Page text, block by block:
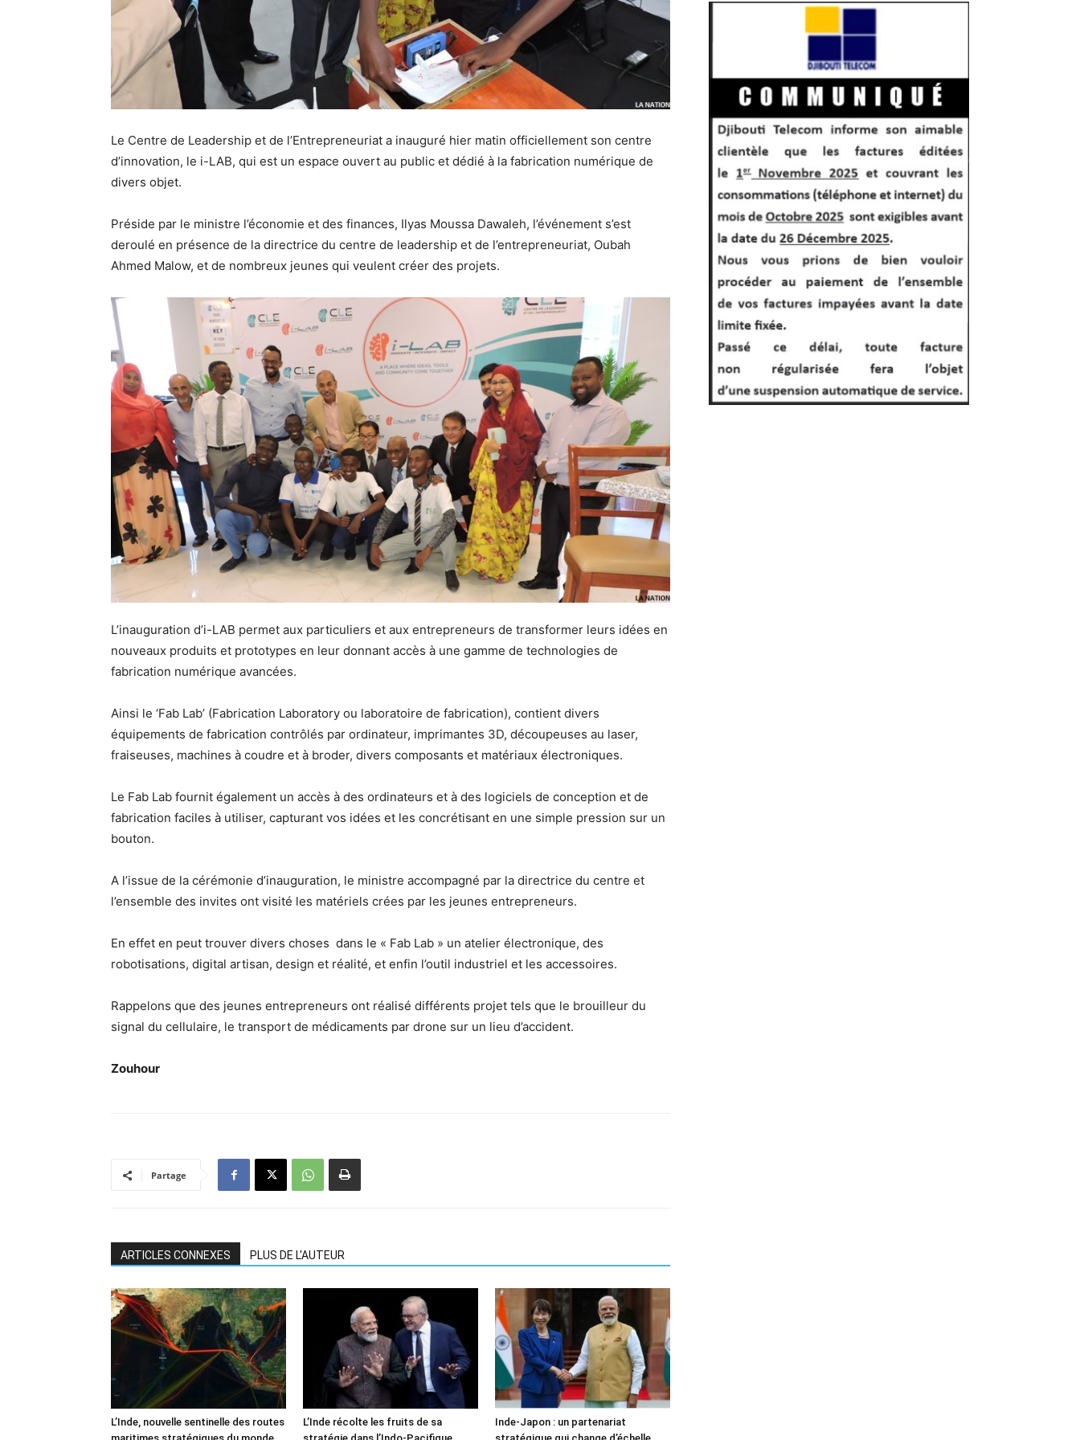
Le Centre de Leadership et de l’Entrepreneuriat a inauguré hier matin officiellement son centre
d’innovation, le i-LAB, qui est un espace ouvert au public et dédié à la fabrication numérique de
divers objet.
Préside par le ministre l’économie et des finances, Ilyas Moussa Dawaleh, l’événement s’est
deroulé en présence de la directrice du centre de leadership et de l’entrepreneuriat, Oubah
Ahmed Malow, et de nombreux jeunes qui veulent créer des projets.
L’inauguration d’i-LAB permet aux particuliers et aux entrepreneurs de transformer leurs idées en
nouveaux produits et prototypes en leur donnant accès à une gamme de technologies de
fabrication numérique avancées.
Ainsi le ‘Fab Lab’ (Fabrication Laboratory ou laboratoire de fabrication), contient divers
équipements de fabrication contrôlés par ordinateur, imprimantes 3D, découpeuses au laser,
fraiseuses, machines à coudre et à broder, divers composants et matériaux électroniques.
Le Fab Lab fournit également un accès à des ordinateurs et à des logiciels de conception et de
fabrication faciles à utiliser, capturant vos idées et les concrétisant en une simple pression sur un
bouton.
A l’issue de la cérémonie d’inauguration, le ministre accompagné par la directrice du centre et
l’ensemble des invites ont visité les matériels crées par les jeunes entrepreneurs.
En effet en peut trouver divers choses dans le « Fab Lab » un atelier électronique, des
robotisations, digital artisan, design et réalité, et enfin l’outil industriel et les accessoires.
Rappelons que des jeunes entrepreneurs ont réalisé différents projet tels que le brouilleur du
signal du cellulaire, le transport de médicaments par drone sur un lieu d’accident.
Zouhour
Partage
ARTICLES CONNEXES PLUS DE L'AUTEUR
L’Inde, nouvelle sentinelle des routes
L’Inde récolte les fruits de sa
Inde-Japon : un partenariat